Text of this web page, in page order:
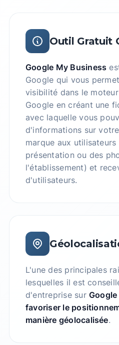
Outil Gratuit
Google My Business
Google qui vous
visibilité dans le
Google en créant une
avec laquelle vous
d'informations sur
marque aux utilisateurs
présentation ou des
l'établissement) et
d'utilisateurs.
L'une des principales
lesquelles il est
d'entreprise sur
favoriser le
manière géolocalisée.